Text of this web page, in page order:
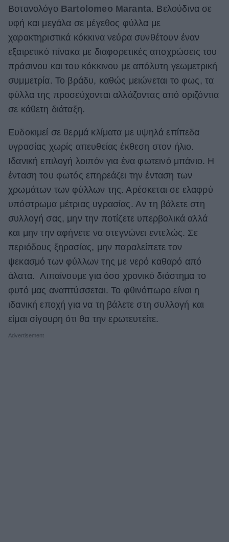
Γάμος
Market News
Βοτανολόγο Bartolomeo Maranta. Βελούδινα σε
υφή και μεγάλα σε μέγεθος φύλλα με
χαρακτηριστικά κόκκινα νεύρα συνθέτουν έναν
εξαιρετικό πίνακα με διαφορετικές αποχρώσεις του
πράσινου και του κόκκινου με απόλυτη γεωμετρική
συμμετρία. Το βράδυ, καθώς μειώνεται το φως, τα
φύλλα της προσεύχονται αλλάζοντας από οριζόντια
σε κάθετη διάταξη.
Ευδοκιμεί σε θερμά κλίματα με υψηλά επίπεδα
υγρασίας χωρίς απευθείας έκθεση στον ήλιο.
Ιδανική επιλογή λοιπόν για ένα φωτεινό μπάνιο. Η
ένταση του φωτός επηρεάζει την ένταση των
χρωμάτων των φύλλων της. Αρέσκεται σε ελαφρύ
υπόστρωμα μέτριας υγρασίας. Αν τη βάλετε στη
συλλογή σας, μην την ποτίζετε υπερβολικά αλλά
και μην την αφήνετε να στεγνώνει εντελώς. Σε
περιόδους ξηρασίας, μην παραλείπετε τον
ψεκασμό των φύλλων της με νερό καθαρό από
άλατα. Λιπαίνουμε για όσο χρονικό διάστημα το
φυτό μας αναπτύσσεται. Το φθινόπωρο είναι η
ιδανική εποχή για να τη βάλετε στη συλλογή και
είμαι σίγουρη ότι θα την ερωτευτείτε.